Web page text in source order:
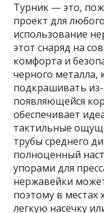
Турник — это,
проект для
использование
этот снаряд на
комфорта и
черного металла,
подкрашивать
появляющейся
обеспечивает
тактильные
трубы среднего
полноценный
упорами для
нержавейки
поэтому в местах
легкую насечку